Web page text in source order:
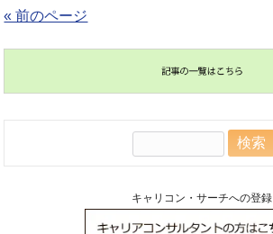
« 前のページ
キャリコン・サーチへの登録